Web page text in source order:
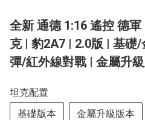
全新 通德 1:16 遙控 德
克 | 豹2A7 | 2.0版 | 基礎
彈/紅外線對戰 | 金屬升
坦克配置
基礎版本
金屬升級版本